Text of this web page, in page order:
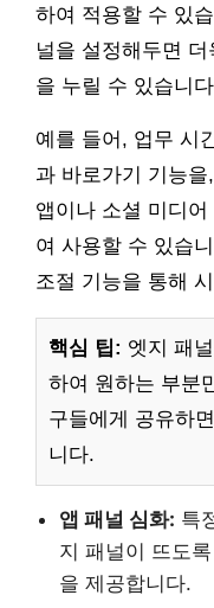
하여 적용할 수 있
널을 설정해두면
을 누릴 수 있습니
예를 들어, 업무 시
과 바로가기 기능
앱이나 소셜 미디
여 사용할 수 있습
조절 기능을 통해
핵심 팁: 엣지 패
하여 원하는 부분
구들에게 공유하
니다.
앱 패널 심화: 특
지 패널이 뜨도
을 제공합니다.